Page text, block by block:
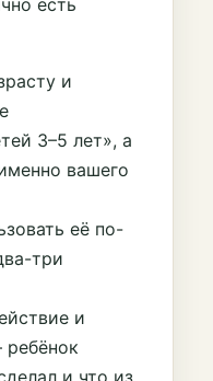
есть
и
3–5 лет», а
вашего
её по-
три
и
ребёнок